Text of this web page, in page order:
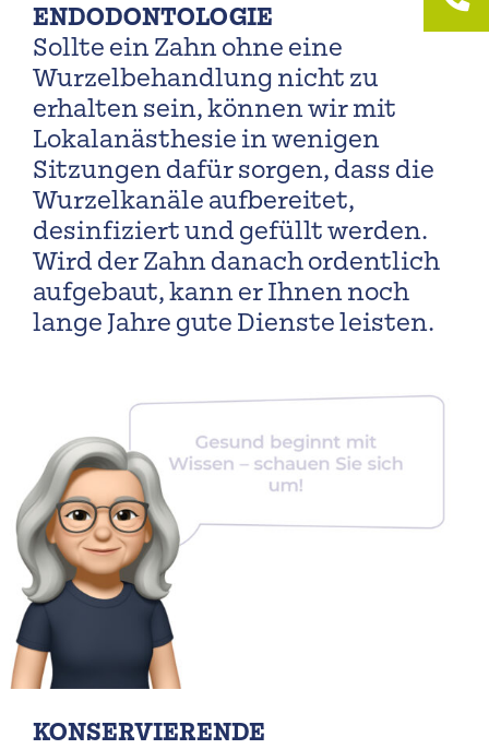
ENDODONTOLOGIE
Sollte ein Zahn ohne eine
Wurzelbehandlung nicht zu
erhalten sein, können wir mit
Lokalanästhesie in wenigen
Sitzungen dafür sorgen, dass die
Wurzelkanäle aufbereitet,
desinfiziert und gefüllt werden.
Wird der Zahn danach ordentlich
aufgebaut, kann er Ihnen noch
lange Jahre gute Dienste leisten.
KONSERVIERENDE